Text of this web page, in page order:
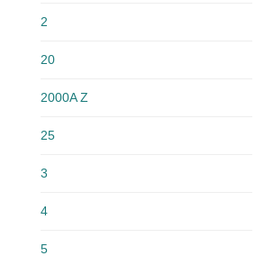
2
20
2000A Z
25
3
4
5